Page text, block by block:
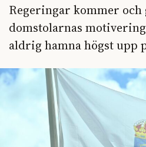
Regeringar kommer
domstolarnas
aldrig hamna högst upp